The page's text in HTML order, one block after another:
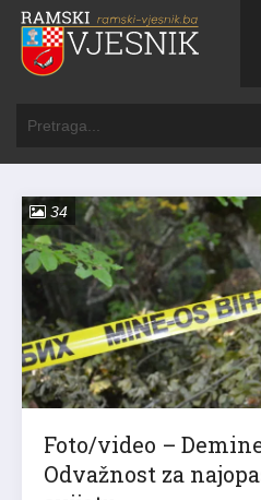
34
Foto/video –
Odvažnost za